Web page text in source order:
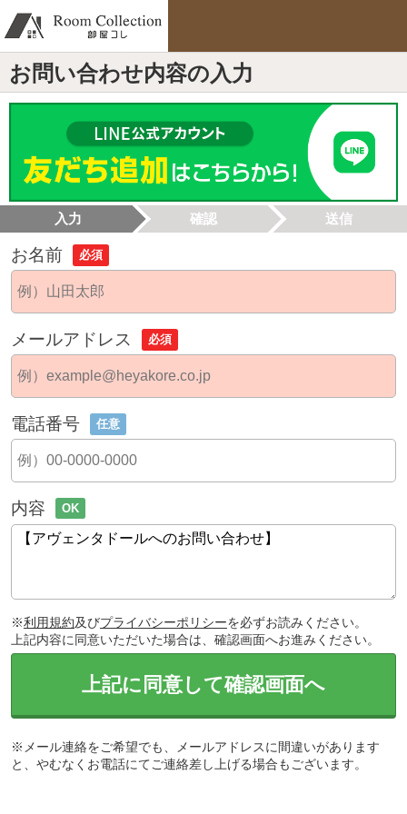
お問い合わせ内容の入力
入力 確認 送信
お名前 必須
メールアドレス 必須
電話番号 任意
内容 OK
※利用規約及びプライバシーポリシーを必ずお読みください。
上記内容に同意いただいた場合は、確認画面へお進みください。
上記に同意して確認画面へ
※メール連絡をご希望でも、メールアドレスに間違いがあります
と、やむなくお電話にてご連絡差し上げる場合もございます。